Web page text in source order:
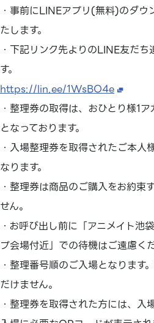
・事前にLINEアプリ(無料)のダウ
たします。
・下記リンク先よりのLINE友だ
す。
https://lin.ee/1WsBO4e
・整理券の取得は、おひとり様1
となっております。
・入場整理券を取得されたご本人
なります。
・整理券は商品のご購入をお約束
せん。
・お呼び出し前に「アニメイト池
プ会場付近」での待機はご遠慮く
・整理番号順のご入場となります
だけません。
・整理券を取得された方には、入